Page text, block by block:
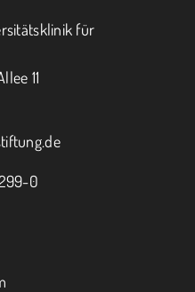
SPENDEN
für
11
0